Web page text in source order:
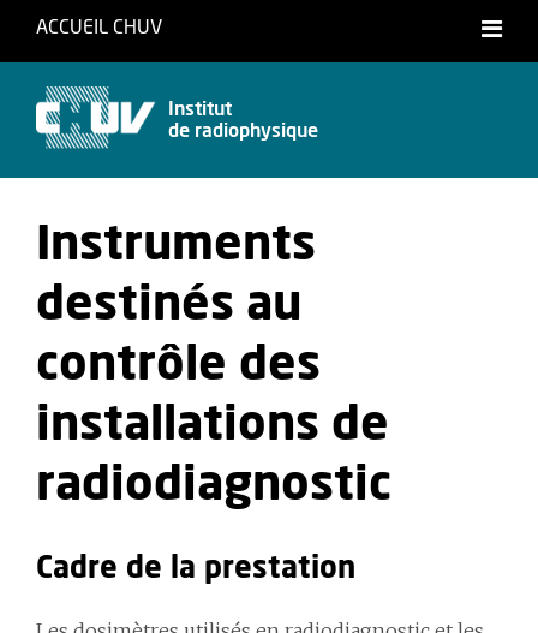
ACCUEIL CHUV
Français
Institut
de radiophysique
Instruments
destinés au
contrôle des
installations de
radiodiagnostic
Cadre de la prestation